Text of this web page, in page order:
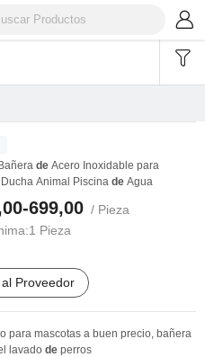
de Acero Inoxidable para
Ducha Animal Piscina de Agua
699,00 / Pieza
1 Pieza
Proveedor
para mascotas a buen precio, bañera
lavado de perros